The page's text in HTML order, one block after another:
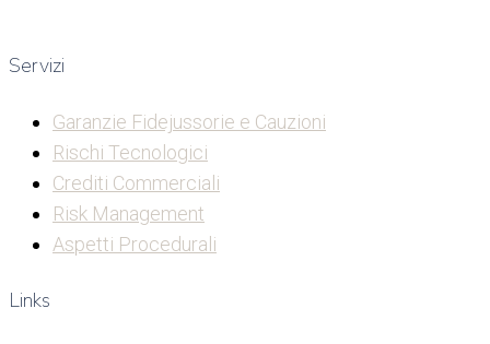
Servizi
Garanzie Fidejussorie e Cauzioni
Rischi Tecnologici
Crediti Commerciali
Risk Management
Aspetti Procedurali
Links